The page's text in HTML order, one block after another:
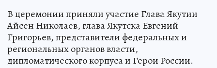
В церемонии приняли участие Глава Якутии
Айсен Николаев, глава Якутска Евгений
Григорьев, представители федеральных и
региональных органов власти,
дипломатического корпуса и Герои России.